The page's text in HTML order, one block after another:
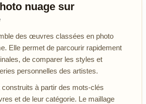
nuage sur
des œuvres classées en photo
Elle permet de parcourir rapidement
de comparer les styles et
personnelles des artistes.
à partir des mots-clés
et de leur catégorie. Le maillage